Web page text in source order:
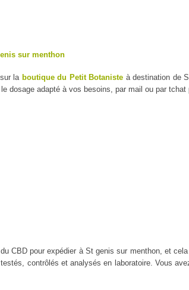
sur menthon
la boutique du Petit Botaniste à destination de
dosage adapté à vos besoins, par mail ou par tchat
CBD pour expédier à St genis sur menthon, et
contrôlés et analysés en laboratoire. Vous